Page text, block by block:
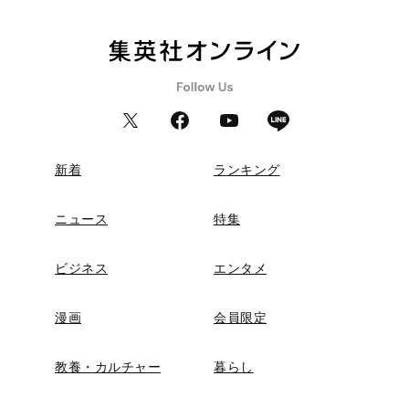
新着 ランキング
ニュース 特集
ビジネス エンタメ
漫画 会員限定
教養・カルチャー 暮らし